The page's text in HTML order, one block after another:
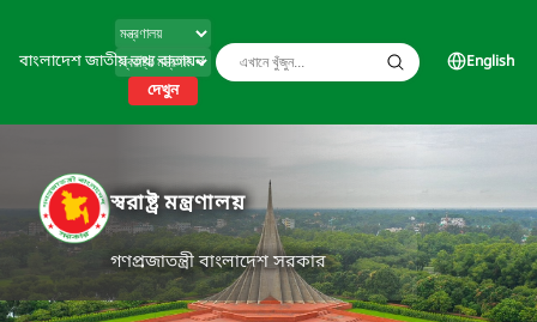
বাংলাদেশ জাতীয় তথ্য বাতায়ন
দেখুন
English
স্বরাষ্ট্র মন্ত্রণালয়
গণপ্রজাতন্ত্রী বাংলাদেশ সরকার